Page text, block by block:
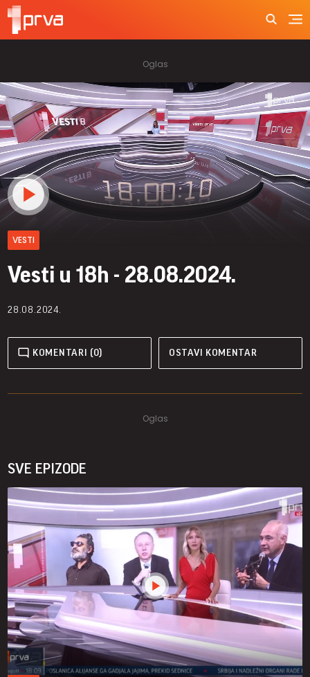
VESTI
Vesti u 18h - 28.08.2024.
28.08.2024.
KOMENTARI (0) OSTAVI KOMENTAR
SVE EPIZODE